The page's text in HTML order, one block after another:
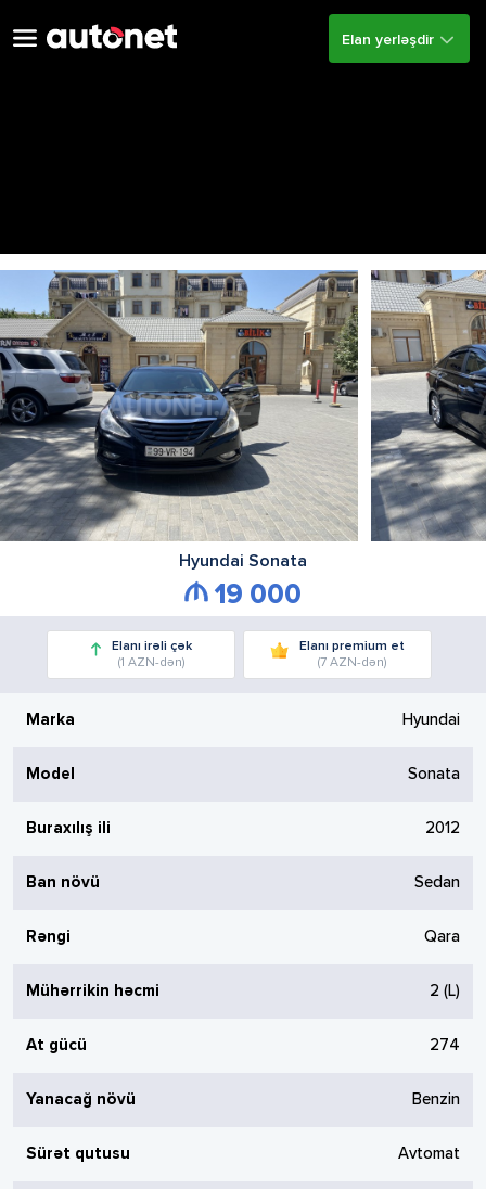
Elan yerləşdir
Hyundai Sonata
19 000
Elanı irəli çək
(1 AZN-dən)
Elanı premium et
(7 AZN-dən)
Marka Hyundai
Model Sonata
Buraxılış ili 2012
Ban növü Sedan
Rəngi Qara
Mühərrikin həcmi 2 (L)
At gücü 274
Yanacağ növü Benzin
Sürət qutusu Avtomat